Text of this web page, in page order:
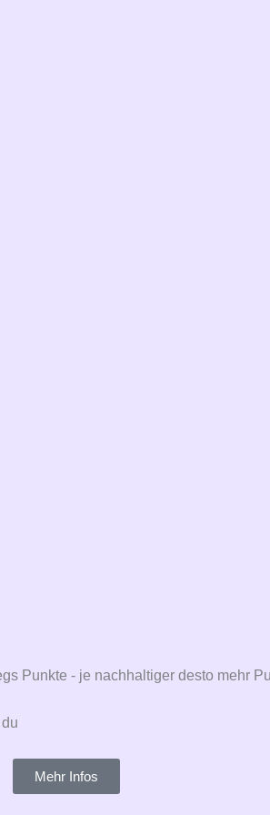
Punkte - je nachhaltiger desto mehr
Mehr Infos